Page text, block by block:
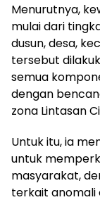
Menurutnya,
mulai dari
dusun, desa,
tersebut
semua
dengan
zona Lintasan
Untuk itu, ia
untuk
masyarakat,
terkait anomali